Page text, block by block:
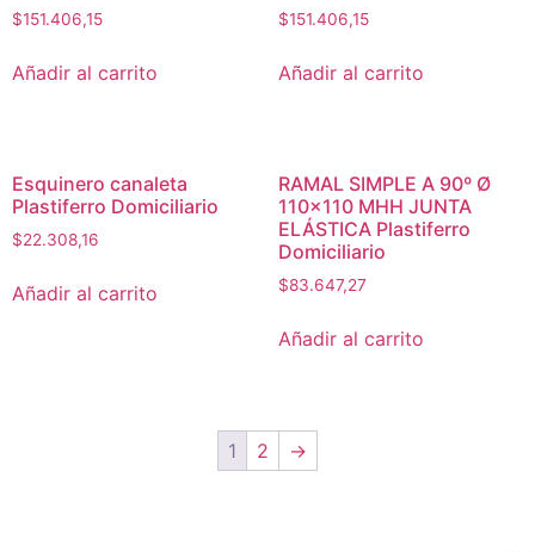
$151.406,15
Añadir al carrito
$151.406,15
Añadir al carrito
Esquinero canaleta
Plastiferro Domiciliario
$22.308,16
Añadir al carrito
RAMAL SIMPLE A 90º Ø
110×110 MHH JUNTA
ELÁSTICA Plastiferro
Domiciliario
$83.647,27
Añadir al carrito
1 2 →